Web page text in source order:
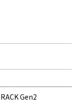
Gen2